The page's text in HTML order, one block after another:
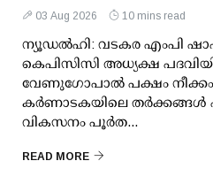
03 Aug 2026 10 mins read
ന്യൂഡല്‍ഹി: വടകര എംപി
കെപിസിസി അധ്യക്ഷ
വേണുഗോപാല്‍ പക്ഷം നീക്കം
കര്‍ണാടകയിലെ തര്‍ക്കങ്ങള്‍
വികസനം പൂര്‍ത...
READ MORE